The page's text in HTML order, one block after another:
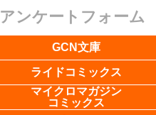
アンケートフォーム
GCN文庫
ライドコミックス
マイクロマガジン
コミックス